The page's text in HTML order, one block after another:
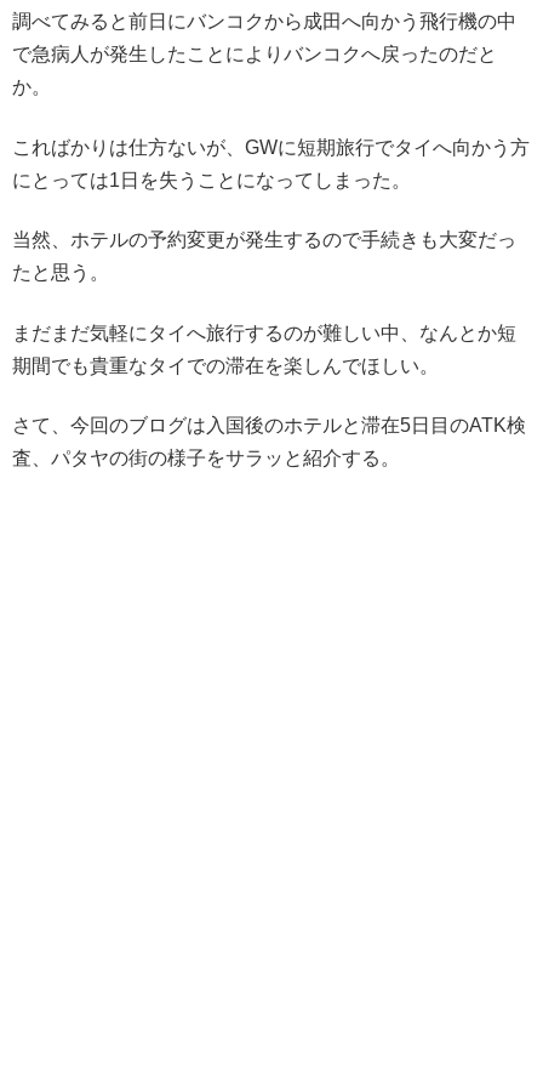
調べてみると前日にバンコクから成田へ向かう飛行機の中
で急病人が発生したことによりバンコクへ戻ったのだと
か。
こればかりは仕方ないが、GWに短期旅行でタイへ向かう方
にとっては1日を失うことになってしまった。
当然、ホテルの予約変更が発生するので手続きも大変だっ
たと思う。
まだまだ気軽にタイへ旅行するのが難しい中、なんとか短
期間でも貴重なタイでの滞在を楽しんでほしい。
さて、今回のブログは入国後のホテルと滞在5日目のATK検
査、パタヤの街の様子をサラッと紹介する。